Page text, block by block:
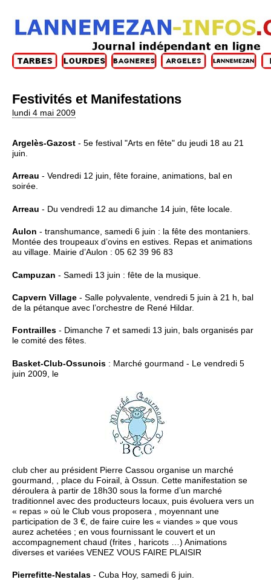
Festivités et Manifestations
lundi 4 mai 2009
Argelès-Gazost - 5e festival "Arts en fête" du jeudi 18 au 21
juin.
Arreau - Vendredi 12 juin, fête foraine, animations, bal en
soirée.
Arreau - Du vendredi 12 au dimanche 14 juin, fête locale.
Aulon - transhumance, samedi 6 juin : la fête des montaniers.
Montée des troupeaux d’ovins en estives. Repas et animations
au village. Mairie d’Aulon : 05 62 39 96 83
Campuzan - Samedi 13 juin : fête de la musique.
Capvern Village - Salle polyvalente, vendredi 5 juin à 21 h, bal
de la pétanque avec l’orchestre de René Hildar.
Fontrailles - Dimanche 7 et samedi 13 juin, bals organisés par
le comité des fêtes.
Basket-Club-Ossunois : Marché gourmand - Le vendredi 5
juin 2009, le
club cher au président Pierre Cassou organise un marché
gourmand, , place du Foirail, à Ossun. Cette manifestation se
déroulera à partir de 18h30 sous la forme d’un marché
traditionnel avec des producteurs locaux, puis évoluera vers un
« repas » où le Club vous proposera , moyennant une
participation de 3 €, de faire cuire les « viandes » que vous
aurez achetées ; en vous fournissant le couvert et un
accompagnement chaud (frites , haricots …) Animations
diverses et variées VENEZ VOUS FAIRE PLAISIR
Pierrefitte-Nestalas - Cuba Hoy, samedi 6 juin.